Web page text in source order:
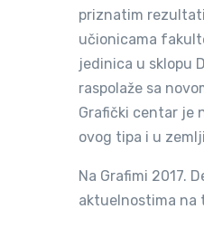
priznatim
učionicama
jedinica u sklopu
raspolaže sa
Grafički centar je
ovog tipa i u
Na Grafimi 2017.
aktuelnostima na